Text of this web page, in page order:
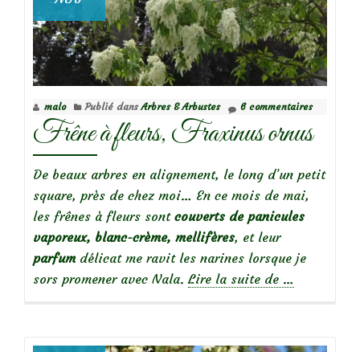
malo Publié dansArbres & Arbustes 6 commentaires
Frêne à fleurs, Fraxinus ornus
De beaux arbres en alignement, le long d’un petit
square, près de chez moi… En ce mois de mai,
les frênes à fleurs sont couverts de panicules
vaporeux, blanc-crème, mellifères, et leur
parfumdélicat me ravit les narines lorsque je
sors promener avec Nala. Lire la suite de …